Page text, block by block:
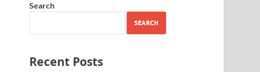
Search
SEARCH
Recent Posts